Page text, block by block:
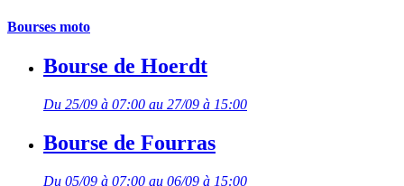
Bourses moto
Bourse de Hoerdt
Du 25/09 à 07:00 au 27/09 à 15:00
Bourse de Fourras
Du 05/09 à 07:00 au 06/09 à 15:00